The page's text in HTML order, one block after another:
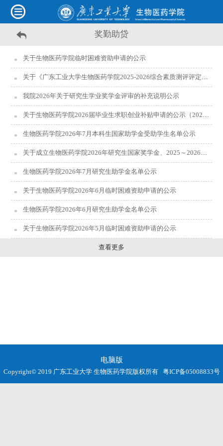
奖勤助贷
关于生物医药学院临时困难资助申请的公示
关于《广东工业大学生物医药学院2025-2026综合素质测评评定办法、加分细则及奖学金评定办法》的公示
我院2026年关于研究生学业奖学金评审的补充说明公示
关于生物医药学院2026届毕业生求职创业补贴申请的公示（2026年6月）
生物医药学院2026年7月本科生国家助学金受助学生名单公示
关于成立生物医药学院2026年研究生国家奖学金、2025～2026学年度研究生考核及奖学金评审委员会的通知
生物医药学院2026年7月研究生助学金名单公示
关于生物医药学院2026年6月临时困难资助申请的公示
生物医药学院2026年6月研究生助学金名单公示
关于生物医药学院2026年5月临时困难资助申请的公示
查看更多
电脑版
Copyright© 2019 广东工业大学 生物医药学院版权所有 粤ICP备05008833号